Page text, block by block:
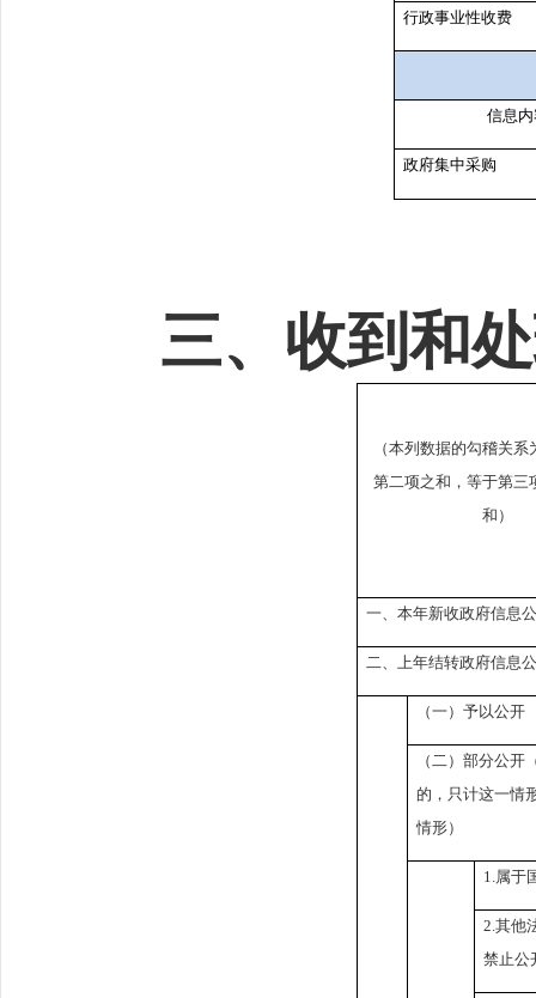
行政事业性收费
信息内
政府集中采购
三、收到和
（本列数据的勾稽关
第二项之和，等于第三
和）
一、本年新收政府信息
二、上年结转政府信息
（一）予以公开
（二）部分公开
的，只计这一情
情形）
1.属于
2.其他
禁止公